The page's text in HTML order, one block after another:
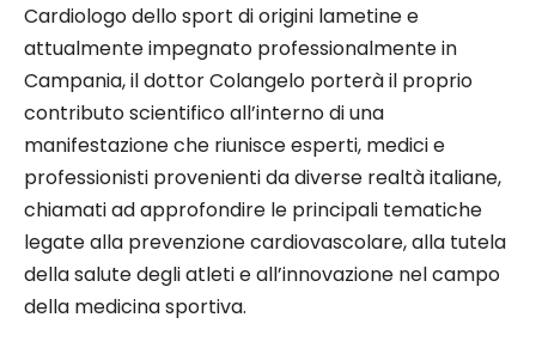
Cardiologo dello sport di origini lametine e
attualmente impegnato professionalmente in
Campania, il dottor Colangelo porterà il proprio
contributo scientifico all’interno di una
manifestazione che riunisce esperti, medici e
professionisti provenienti da diverse realtà italiane,
chiamati ad approfondire le principali tematiche
legate alla prevenzione cardiovascolare, alla tutela
della salute degli atleti e all’innovazione nel campo
della medicina sportiva.